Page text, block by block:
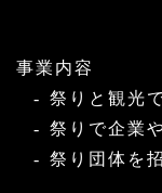
事業内容
祭りと観光
祭りで企業
祭り団体を招